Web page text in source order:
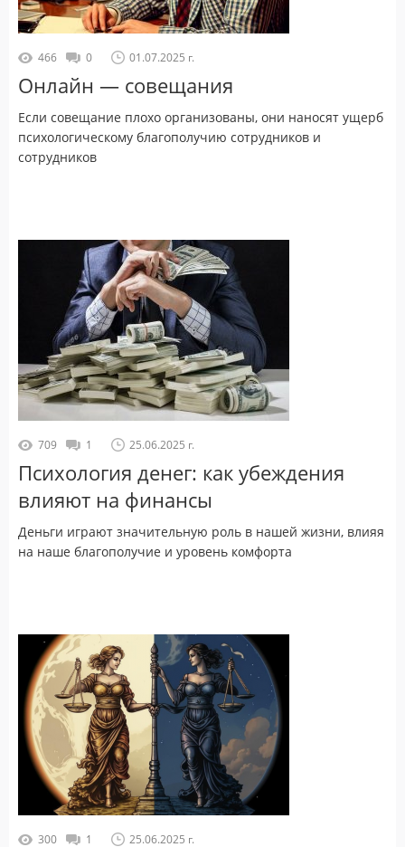
466 0 01.07.2025 г.
Онлайн — совещания
Если совещание плохо организованы, они наносят ущерб
психологическому благополучию сотрудников и
сотрудников
709 1 25.06.2025 г.
Психология денег: как убеждения
влияют на финансы
Деньги играют значительную роль в нашей жизни, влияя
на наше благополучие и уровень комфорта
300 1 25.06.2025 г.